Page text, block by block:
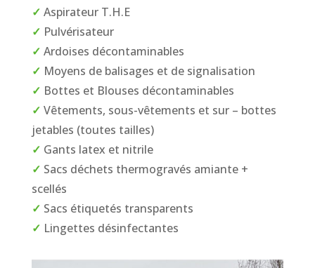
✓ Aspirateur T.H.E
✓ Pulvérisateur
✓ Ardoises décontaminables
✓ Moyens de balisages et de signalisation
✓ Bottes et Blouses décontaminables
✓ Vêtements, sous-vêtements et sur – bottes
jetables (toutes tailles)
✓ Gants latex et nitrile
✓ Sacs déchets thermogravés amiante +
scellés
✓ Sacs étiquetés transparents
✓ Lingettes désinfectantes